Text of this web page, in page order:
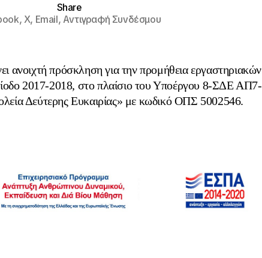
Share
X, Email,Αντιγραφή Συνδέσμου
ανοιχτή πρόσκληση για την προμήθεια εργαστηριακών
2017-2018, στο πλαίσιο του Υποέργου 8-ΣΔΕ ΑΠ7-
Δεύτερης Ευκαιρίας» με κωδικό ΟΠΣ 5002546.